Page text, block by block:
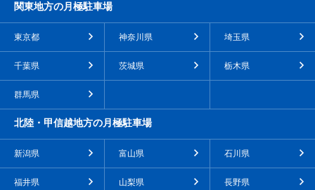
関東地方の月極駐車場
東京都 神奈川県 埼玉県
千葉県 茨城県 栃木県
群馬県
北陸・甲信越地方の月極駐車場
新潟県 富山県 石川県
福井県 山梨県 長野県